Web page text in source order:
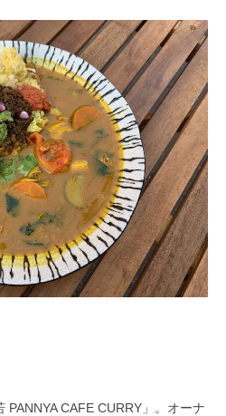
CAFE CURRY」。オーナ